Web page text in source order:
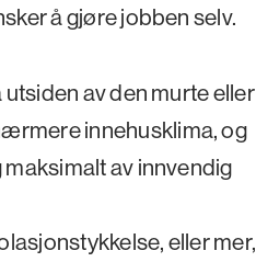
å gjøre jobben selv.
av den murte eller
innehusklima, og
av innvendig
eller mer,